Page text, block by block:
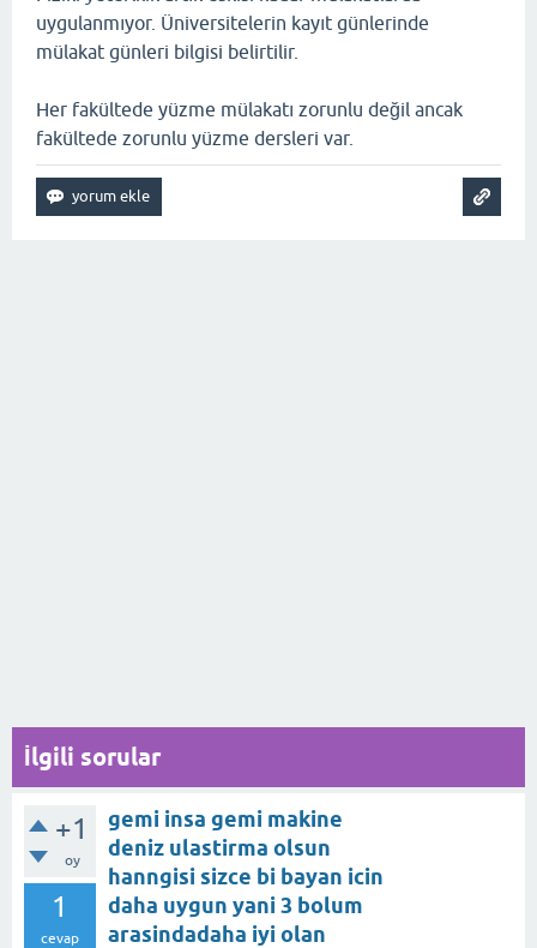
uygulanmıyor. Üniversitelerin kayıt günlerinde
mülakat günleri bilgisi belirtilir.
Her fakültede yüzme mülakatı zorunlu değil ancak
fakültede zorunlu yüzme dersleri var.
İlgili sorular
+1
oy
1
cevap
gemi insa gemi makine
deniz ulastirma olsun
hanngisi sizce bi bayan icin
daha uygun yani 3 bolum
arasindadaha iyi olan